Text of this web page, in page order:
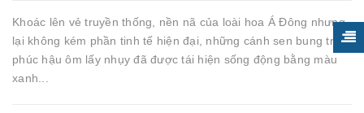
Khoác lên vẻ truyền thống, nền nã của loài hoa Á Đông nhưng
lại không kém phần tinh tế hiện đại, những cánh sen bung tròn,
phúc hậu ôm lấy nhụy đã được tái hiện sống động bằng màu
xanh...